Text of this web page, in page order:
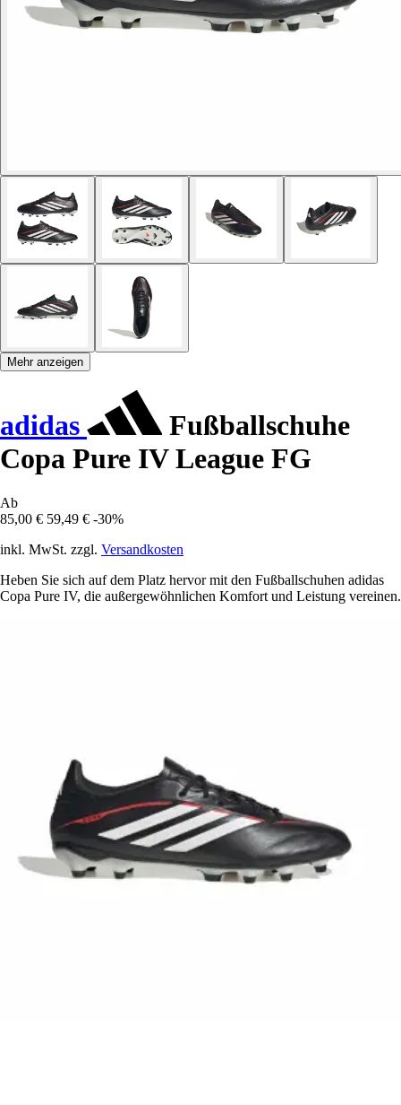
Mehr anzeigen
adidas
Fußballschuhe
Copa Pure IV League FG
Ab
85,00 € 59,49 € -30%
inkl. MwSt. zzgl. Versandkosten
Heben Sie sich auf dem Platz hervor mit den Fußballschuhen adidas
Copa Pure IV, die außergewöhnlichen Komfort und Leistung vereinen.